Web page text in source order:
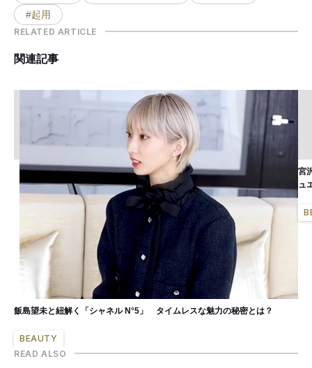
#起用
RELATED ARTICLE
関連記事
飯島望未と紐解く「シャネル N°5」 タイムレスな魅力の秘密とは？
BEAUTY
宮
ュ
READ ALSO